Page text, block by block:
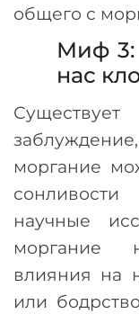
общего с
Миф 3:
нас
моргание
научные
моргание
влияния на
или